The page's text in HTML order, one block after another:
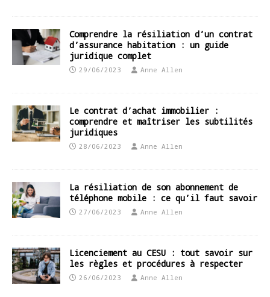
Comprendre la résiliation d’un contrat
d’assurance habitation : un guide
juridique complet
29/06/2023 Anne Allen
Le contrat d’achat immobilier :
comprendre et maîtriser les subtilités
juridiques
28/06/2023 Anne Allen
La résiliation de son abonnement de
téléphone mobile : ce qu’il faut savoir
27/06/2023 Anne Allen
Licenciement au CESU : tout savoir sur
les règles et procédures à respecter
26/06/2023 Anne Allen